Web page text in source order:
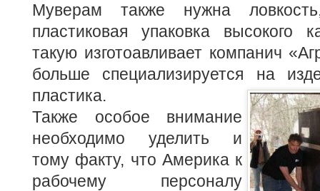
Муверам также нужна
пластиковая упаковка высокого
такую изготоавливает компанич
больше специализируется на
пластика.
Также особое внимание
необходимо уделить и
тому факту, что Америка к
рабочему персоналу